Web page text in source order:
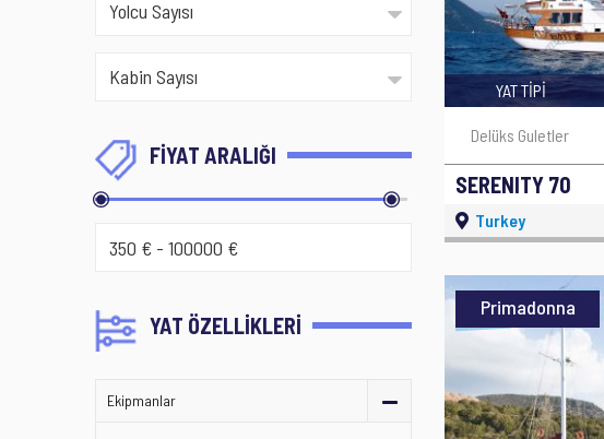
FİYAT ARALIĞI
YAT ÖZELLİKLERİ
Ekipmanlar
SERENITY 70
YAT TİPİ
Delüks Guletler
Turkey
Primadonna